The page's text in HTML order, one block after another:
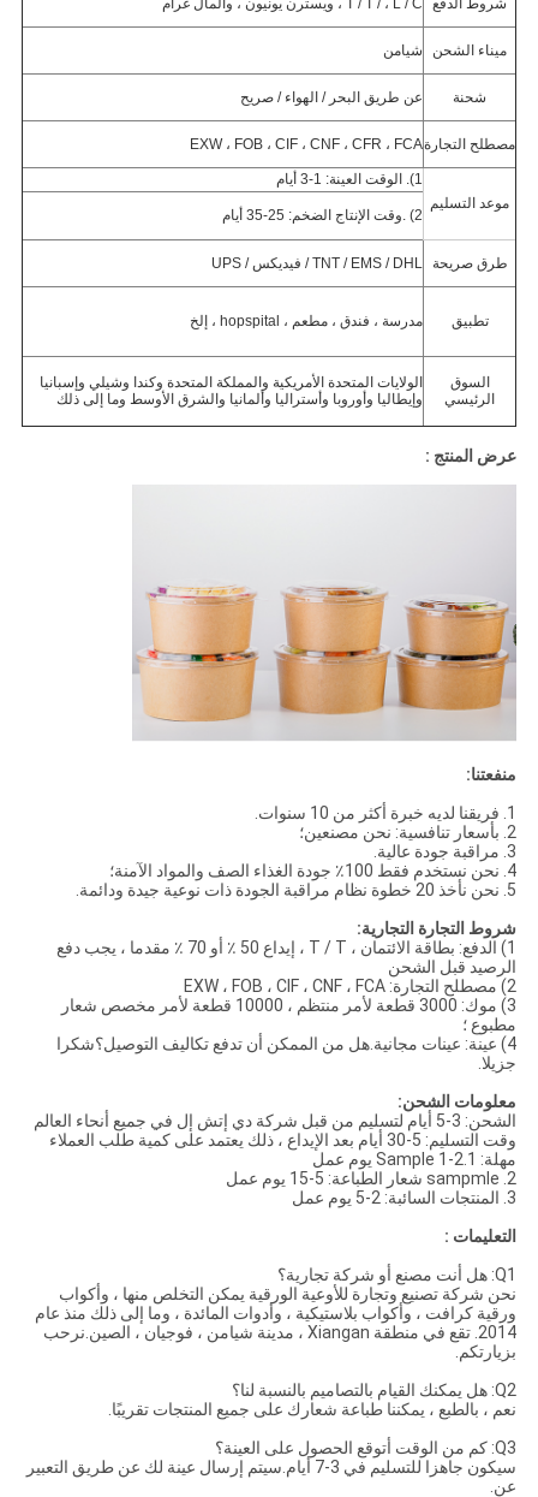
شروط الدفع T / T / ، L / C ، ويسترن يونيون ، والمال غرام
ميناء الشحن شيامن
شحنة عن طريق البحر / الهواء / صريح
مصطلح التجارةEXW ، FOB ، CIF ، CNF ، CFR ، FCA
موعد التسليم
1). الوقت العينة: 1-3 أيام
2) .وقت الإنتاج الضخم: 25-35 أيام
طرق صريحة TNT / EMS / DHL / فيديكس / UPS
تطبيق مدرسة ، فندق ، مطعم ، hopspital ، إلخ
السوق
الرئيسي
الولايات المتحدة الأمريكية والمملكة المتحدة وكندا وشيلي وإسبانيا
وإيطاليا وأوروبا وأستراليا وألمانيا والشرق الأوسط وما إلى ذلك
عرض المنتج :
منفعتنا:
1. فريقنا لديه خبرة أكثر من 10 سنوات.
2. بأسعار تنافسية: نحن مصنعين؛
3. مراقبة جودة عالية.
4. نحن نستخدم فقط 100٪ جودة الغذاء الصف والمواد الآمنة؛
5. نحن نأخذ 20 خطوة نظام مراقبة الجودة ذات نوعية جيدة ودائمة.
شروط التجارة التجارية:
1) الدفع: بطاقة الائتمان ، T / T ، إيداع 50 ٪ أو 70 ٪ مقدما ، يجب دفع
الرصيد قبل الشحن
2) مصطلح التجارة: EXW ، FOB ، CIF ، CNF ، FCA
3) موك: 3000 قطعة لأمر منتظم ، 10000 قطعة لأمر مخصص شعار
مطبوع ؛
4) عينة: عينات مجانية.هل من الممكن أن تدفع تكاليف التوصيل؟شكرا
جزيلا.
معلومات الشحن:
الشحن: 3-5 أيام لتسليم من قبل شركة دي إتش إل في جميع أنحاء العالم
وقت التسليم: 5-30 أيام بعد الإيداع ، ذلك يعتمد على كمية طلب العملاء
مهلة: 1.Sample 1-2 يوم عمل
2. sampmle شعار الطباعة: 5-15 يوم عمل
3. المنتجات السائبة: 2-5 يوم عمل
التعليمات :
Q1: هل أنت مصنع أو شركة تجارية؟
نحن شركة تصنيع وتجارة للأوعية الورقية يمكن التخلص منها ، وأكواب
ورقية كرافت ، وأكواب بلاستيكية ، وأدوات المائدة ، وما إلى ذلك منذ عام
2014. تقع في منطقة Xiangan ، مدينة شيامن ، فوجيان ، الصين.نرحب
بزيارتكم.
Q2: هل يمكنك القيام بالتصاميم بالنسبة لنا؟
نعم ، بالطبع ، يمكننا طباعة شعارك على جميع المنتجات تقريبًا.
Q3: كم من الوقت أتوقع الحصول على العينة؟
سيكون جاهزا للتسليم في 3-7 أيام.سيتم إرسال عينة لك عن طريق التعبير
عن.